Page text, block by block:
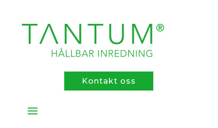
Kontakt oss